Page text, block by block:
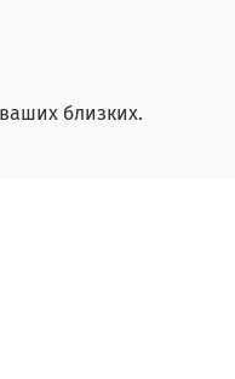
близких.